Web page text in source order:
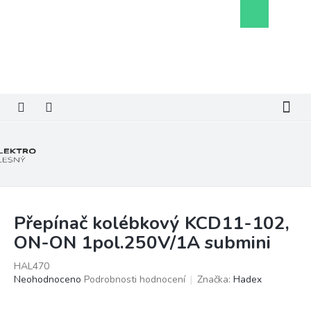
košík
Přepínač kolébkový KCD11-102,
ON-ON 1pol.250V/1A submini
HAL470
Průměrné
Neohodnoceno Podrobnosti hodnocení Značka: Hadex